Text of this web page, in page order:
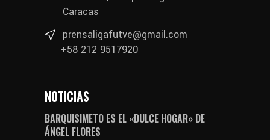
Caracas
prensaligafutve@gmail.com
+58 212 9517920
NOTICIAS
BARQUISIMETO ES EL «DULCE HOGAR» DE
ÁNGEL FLORES